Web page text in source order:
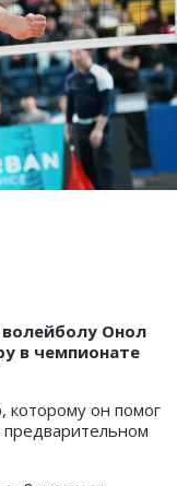
Онол
в чемпионате
которому он помог